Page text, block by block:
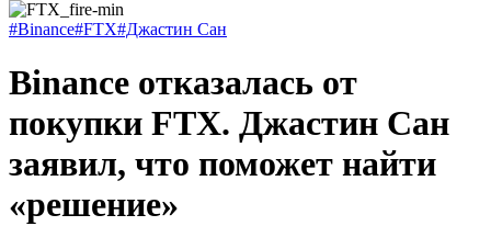
#Binance#FTX#Джастин Сан
Binance отказалась от
покупки FTX. Джастин Сан
заявил, что поможет найти
«решение»